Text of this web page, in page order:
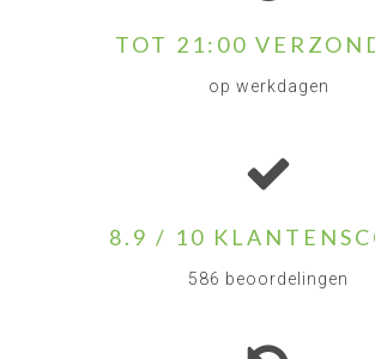
TOT 21:00
op werkdagen
8.9 / 10
586 beoordelingen